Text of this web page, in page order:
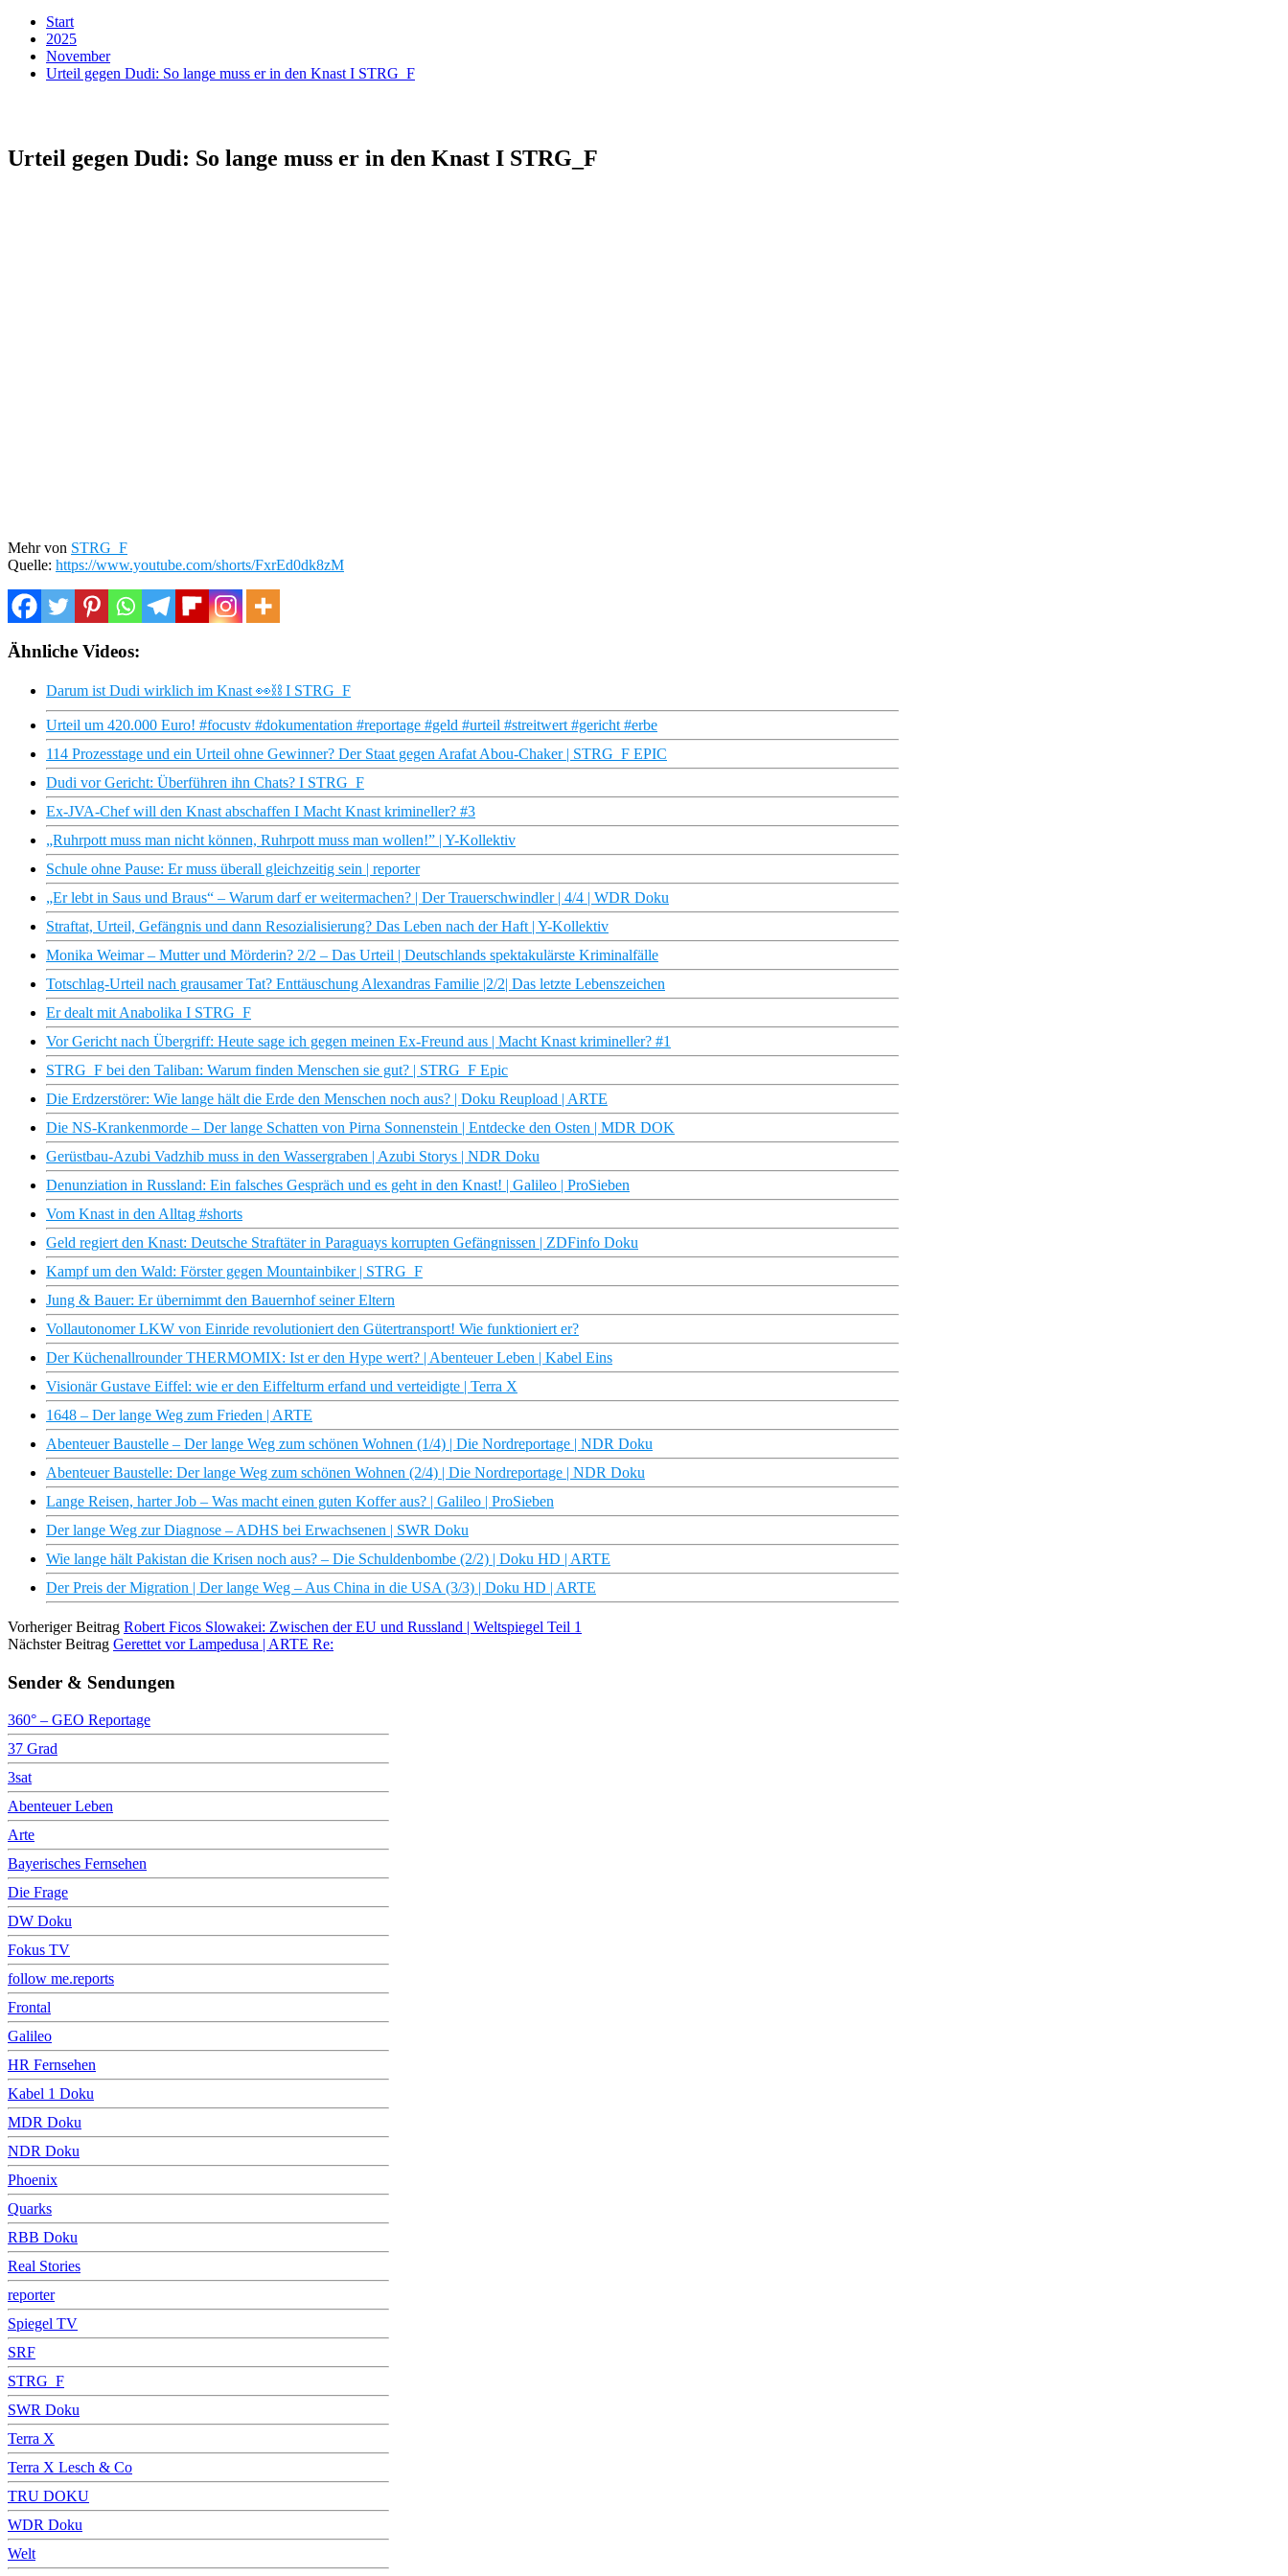
Start
2025
November
Urteil gegen Dudi: So lange muss er in den Knast I STRG_F
Urteil gegen Dudi: So lange muss er in den Knast I STRG_F
Mehr von STRG_F
Quelle: https://www.youtube.com/shorts/FxrEd0dk8zM
Ähnliche Videos:
Darum ist Dudi wirklich im Knast 👀⛓️ I STRG_F
Urteil um 420.000 Euro! #focustv #dokumentation #reportage #geld #urteil #streitwert #gericht #erbe
114 Prozesstage und ein Urteil ohne Gewinner? Der Staat gegen Arafat Abou-Chaker | STRG_F EPIC
Dudi vor Gericht: Überführen ihn Chats? I STRG_F
Ex-JVA-Chef will den Knast abschaffen I Macht Knast krimineller? #3
„Ruhrpott muss man nicht können, Ruhrpott muss man wollen!” | Y-Kollektiv
Schule ohne Pause: Er muss überall gleichzeitig sein | reporter
„Er lebt in Saus und Braus“ – Warum darf er weitermachen? | Der Trauerschwindler | 4/4 | WDR Doku
Straftat, Urteil, Gefängnis und dann Resozialisierung? Das Leben nach der Haft | Y-Kollektiv
Monika Weimar – Mutter und Mörderin? 2/2 – Das Urteil | Deutschlands spektakulärste Kriminalfälle
Totschlag-Urteil nach grausamer Tat? Enttäuschung Alexandras Familie |2/2| Das letzte Lebenszeichen
Er dealt mit Anabolika I STRG_F
Vor Gericht nach Übergriff: Heute sage ich gegen meinen Ex-Freund aus | Macht Knast krimineller? #1
STRG_F bei den Taliban: Warum finden Menschen sie gut? | STRG_F Epic
Die Erdzerstörer: Wie lange hält die Erde den Menschen noch aus? | Doku Reupload | ARTE
Die NS-Krankenmorde – Der lange Schatten von Pirna Sonnenstein | Entdecke den Osten | MDR DOK
Gerüstbau-Azubi Vadzhib muss in den Wassergraben | Azubi Storys | NDR Doku
Denunziation in Russland: Ein falsches Gespräch und es geht in den Knast! | Galileo | ProSieben
Vom Knast in den Alltag #shorts
Geld regiert den Knast: Deutsche Straftäter in Paraguays korrupten Gefängnissen | ZDFinfo Doku
Kampf um den Wald: Förster gegen Mountainbiker | STRG_F
Jung & Bauer: Er übernimmt den Bauernhof seiner Eltern
Vollautonomer LKW von Einride revolutioniert den Gütertransport! Wie funktioniert er?
Der Küchenallrounder THERMOMIX: Ist er den Hype wert? | Abenteuer Leben | Kabel Eins
Visionär Gustave Eiffel: wie er den Eiffelturm erfand und verteidigte | Terra X
1648 – Der lange Weg zum Frieden | ARTE
Abenteuer Baustelle – Der lange Weg zum schönen Wohnen (1/4) | Die Nordreportage | NDR Doku
Abenteuer Baustelle: Der lange Weg zum schönen Wohnen (2/4) | Die Nordreportage | NDR Doku
Lange Reisen, harter Job – Was macht einen guten Koffer aus? | Galileo | ProSieben
Der lange Weg zur Diagnose – ADHS bei Erwachsenen | SWR Doku
Wie lange hält Pakistan die Krisen noch aus? – Die Schuldenbombe (2/2) | Doku HD | ARTE
Der Preis der Migration | Der lange Weg – Aus China in die USA (3/3) | Doku HD | ARTE
Vorheriger Beitrag Robert Ficos Slowakei: Zwischen der EU und Russland | Weltspiegel Teil 1
Nächster Beitrag Gerettet vor Lampedusa | ARTE Re:
Sender & Sendungen
360° – GEO Reportage
37 Grad
3sat
Abenteuer Leben
Arte
Bayerisches Fernsehen
Die Frage
DW Doku
Fokus TV
follow me.reports
Frontal
Galileo
HR Fernsehen
Kabel 1 Doku
MDR Doku
NDR Doku
Phoenix
Quarks
RBB Doku
Real Stories
reporter
Spiegel TV
SRF
STRG_F
SWR Doku
Terra X
Terra X Lesch & Co
TRU DOKU
WDR Doku
Welt